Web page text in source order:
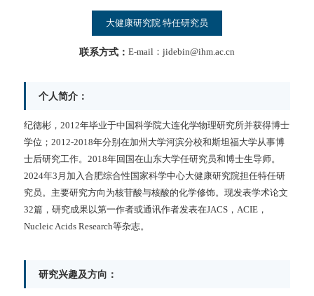
大健康研究院 特任研究员
联系方式： E-mail：jidebin@ihm.ac.cn
个人简介：
纪德彬，2012年毕业于中国科学院大连化学物理研究所并获得博士
学位；2012-2018年分别在加州大学河滨分校和斯坦福大学从事博
士后研究工作。2018年回国在山东大学任研究员和博士生导师。
2024年3月加入合肥综合性国家科学中心大健康研究院担任特任研
究员。主要研究方向为核苷酸与核酸的化学修饰。现发表学术论文
32篇，研究成果以第一作者或通讯作者发表在JACS，ACIE，
Nucleic Acids Research等杂志。
研究兴趣及方向：